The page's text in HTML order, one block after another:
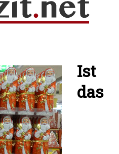
Ist
das